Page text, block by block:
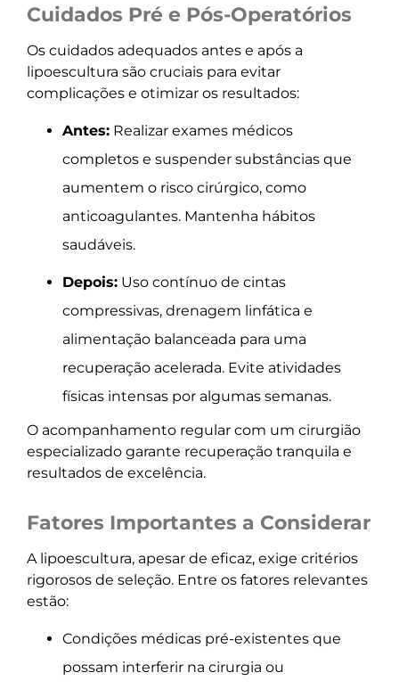
Cuidados Pré e Pós-Operatórios
Os cuidados adequados antes e após a
lipoescultura são cruciais para evitar
complicações e otimizar os resultados:
Antes: Realizar exames médicos
completos e suspender substâncias que
aumentem o risco cirúrgico, como
anticoagulantes. Mantenha hábitos
saudáveis.
Depois: Uso contínuo de cintas
compressivas, drenagem linfática e
alimentação balanceada para uma
recuperação acelerada. Evite atividades
físicas intensas por algumas semanas.
O acompanhamento regular com um cirurgião
especializado garante recuperação tranquila e
resultados de excelência.
Fatores Importantes a Considerar
A lipoescultura, apesar de eficaz, exige critérios
rigorosos de seleção. Entre os fatores relevantes
estão:
Condições médicas pré-existentes que
possam interferir na cirurgia ou